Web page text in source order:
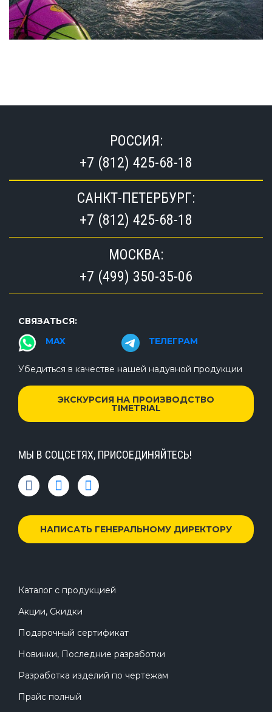
РОССИЯ:
+7 (812) 425-68-18
САНКТ-ПЕТЕРБУРГ:
+7 (812) 425-68-18
МОСКВА:
+7 (499) 350-35-06
СВЯЗАТЬСЯ:
MAX
ТЕЛЕГРАМ
Убедиться в качестве нашей надувной продукции
ЭКСКУРСИЯ НА ПРОИЗВОДСТВО
TIMETRIAL
МЫ В СОЦСЕТЯХ, ПРИСОЕДИНЯЙТЕСЬ!
НАПИСАТЬ ГЕНЕРАЛЬНОМУ ДИРЕКТОРУ
Каталог с продукцией
Акции, Скидки
Подарочный сертификат
Новинки, Последние разработки
Разработка изделий по чертежам
Прайс полный